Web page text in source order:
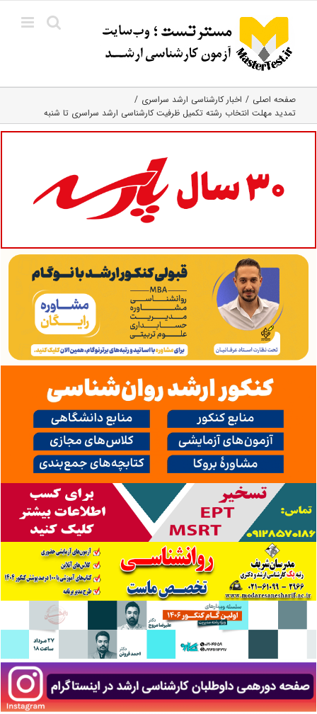
content
صفحه اصلی
اخبار کارشناسی ارشد سراسری
تمدید مهلت انتخاب رشته تکمیل ظرفیت کارشناسی ارشد سراسری تا شنبه